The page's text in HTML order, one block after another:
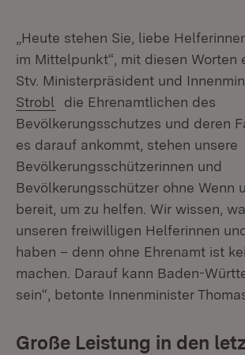
„Heute stehen Sie, liebe
im Mittelpunkt“, mit diesen Worten
Stv. Ministerpräsident und
Strobl
die Ehrenamtlichen des
Bevölkerungsschutzes und deren
es darauf ankommt, stehen unsere
Bevölkerungsschützerinnen und
Bevölkerungsschützer ohne Wenn
bereit, um zu helfen. Wir wissen,
unseren freiwilligen Helferinnen
haben – denn ohne Ehrenamt ist
machen. Darauf kann Baden-
sein“, betonte Innenminister
Große Leistung in den